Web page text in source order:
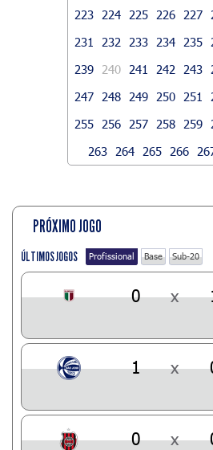
223
224 225 226 227
231
232 233 234 235
239
240 241 242 243
247
248 249 250 251
255
256 257 258 259
263
264 265 266
PRÓXIMO JOGO
ÚLTIMOS JOGOS Profissional Base Sub-20
0 x
1 x
0 x